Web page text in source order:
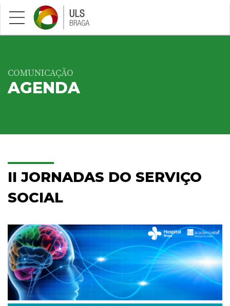
Saltar para conteúdo principal
COMUNICAÇÃO
AGENDA
II JORNADAS DO SERVIÇO
SOCIAL